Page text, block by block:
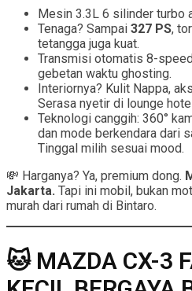
Mesin 3.3L 6 silinder turbo
Tenaga? Sampai 327 PS,
tetangga juga kuat.
Transmisi otomatis 8-
gebetan waktu ghosting.
Interiornya? Kulit Nappa,
Serasa nyetir di lounge
Teknologi canggih: 360°
dan mode berkendara dari
Tinggal milih sesuai mood.
💸 Harganya? Ya, premium dong.
Jakarta. Tapi ini mobil, bukan
murah dari rumah di Bintaro.
🐱 MAZDA CX-3